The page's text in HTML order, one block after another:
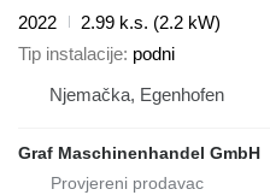
2022
2.99 k.s. (2.2 kW)
Tip instalacije podni
Njemačka, Egenhofen
Graf Maschinenhandel GmbH